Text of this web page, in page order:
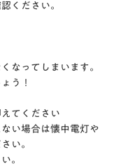
ください。
なってしまいます。
う！
てください
い場合は懐中電灯や
い。
。